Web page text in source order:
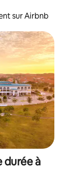
sur Airbnb
durée à